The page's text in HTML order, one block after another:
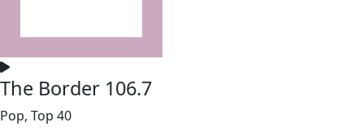
The Border 106.7
Pop, Top 40